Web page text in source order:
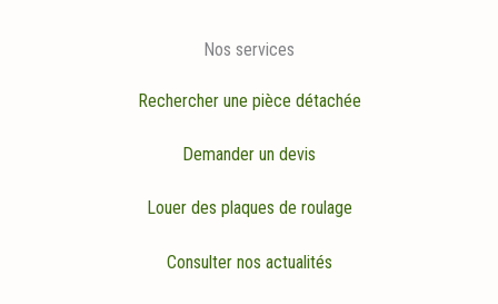
Nos services
Rechercher une pièce détachée
Demander un devis
Louer des plaques de roulage
Consulter nos actualités